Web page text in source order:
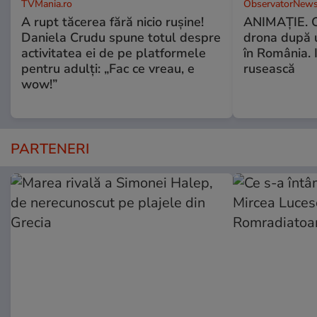
TVMania.ro
A rupt tăcerea fără nicio rușine!
Daniela Crudu spune totul despre
activitatea ei de pe platformele
pentru adulți: „Fac ce vreau, e
wow!”
ANIMAŢIE.
drona după
în România.
rusească
PARTENERI